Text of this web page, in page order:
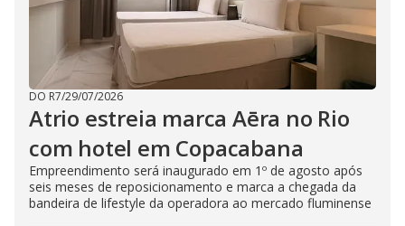
DO R7/29/07/2026
Atrio estreia marca Aēra no Rio
com hotel em Copacabana
Empreendimento será inaugurado em 1º de agosto após
seis meses de reposicionamento e marca a chegada da
bandeira de lifestyle da operadora ao mercado fluminense